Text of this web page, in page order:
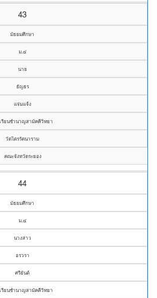
43
มัธยมศึกษา
ม.๔
นาย
ธัญธร
แจ่มแจ้ง
รียนชำนาญสามัคคีวิทยา
วัดไตรรัตนาราม
คณะจังหวัดระยอง
44
มัธยมศึกษา
ม.๔
นางสาว
อรวรา
ศรียันต์
รียนชำนาญสามัคคีวิทยา